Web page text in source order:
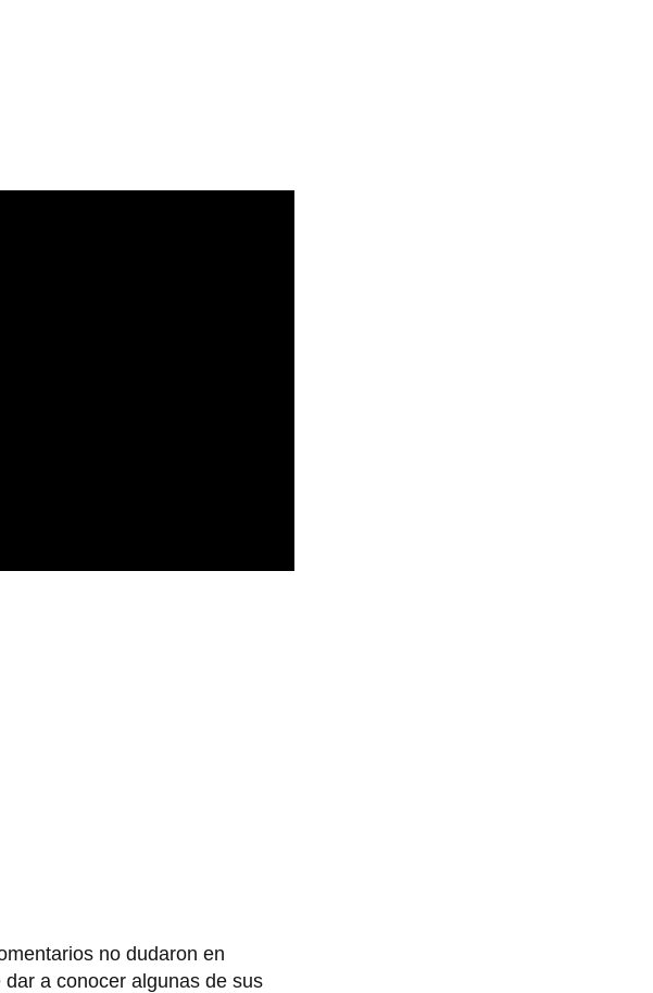
no dudaron en
a conocer algunas de sus